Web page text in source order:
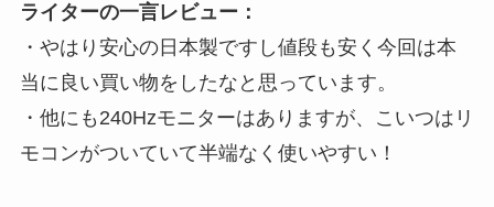
ライターの一言レビュー：
・やはり安心の日本製ですし値段も安く今回は本
当に良い買い物をしたなと思っています。
・他にも240Hzモニターはありますが、こいつはリ
モコンがついていて半端なく使いやすい！